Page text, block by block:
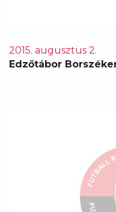
2015. augusztus 2.
Edzőtábor